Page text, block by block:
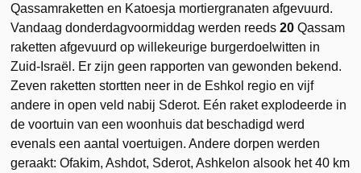
Qassamraketten en Katoesja mortiergranaten afgevuurd.
Vandaag donderdagvoormiddag werden reeds20 Qassam
raketten afgevuurd op willekeurige burgerdoelwitten in
Zuid-Israël. Er zijn geen rapporten van gewonden bekend.
Zeven raketten stortten neer in de Eshkol regio en vijf
andere in open veld nabij Sderot. Eén raket explodeerde in
de voortuin van een woonhuis dat beschadigd werd
evenals een aantal voertuigen. Andere dorpen werden
geraakt: Ofakim, Ashdot, Sderot, Ashkelon alsook het 40 km